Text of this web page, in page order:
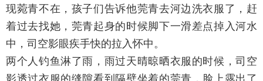
现菀青不在，孩子们告诉他莞青去河边洗衣服了，赶
着过去找她，莞青起身的时候脚下一滑差点掉入河水
中，司空影眼疾手快的拉入怀中。
两个人钓鱼淋了雨，雨过天晴晾晒衣服的时候，司空
影透过衣服的缝隙看到隔壁坐着的莞青，脸上露出了